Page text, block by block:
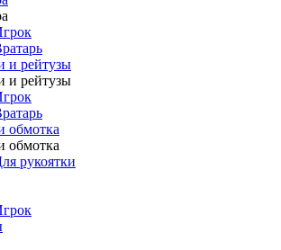
и рейтузы
и рейтузы
обмотка
обмотка
рукоятки